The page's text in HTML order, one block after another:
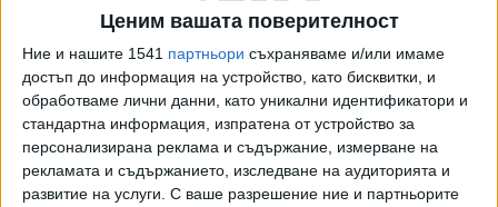
Ценим вашата поверителност
Ние и нашите 1541 партньори съхраняваме и/или имаме
достъп до информация на устройство, като бисквитки, и
обработваме лични данни, като уникални идентификатори и
стандартна информация, изпратена от устройство за
персонализирана реклама и съдържание, измерване на
рекламата и съдържанието, изследване на аудиторията и
развитие на услуги. С ваше разрешение ние и партньорите
„Тази публикация следва указанието на президента
Доналд Тръмп да започне процес по идентифициране и